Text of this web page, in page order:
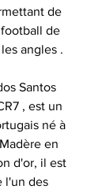
de
de
angles .
Santos
, est un
né à
en
d'or, il est
l'un des